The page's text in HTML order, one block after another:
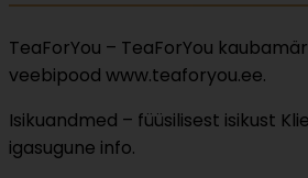
TeaForYou – TeaForYou
veebipood www.teaforyou.ee.
Isikuandmed – füüsilisest isikust
igasugune info.